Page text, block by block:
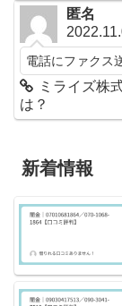
匿名
電話にファクス
ミライズ株
は？
新着情報